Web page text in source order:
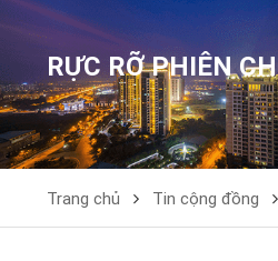
RỰC RỠ PHIÊN
Trang chủ Tin cộng đồng